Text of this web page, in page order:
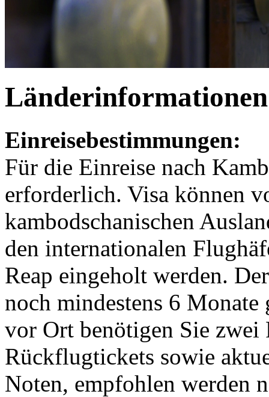
Einreisebestimmungen:
Für die Einreise nach
erforderlich. Visa können
kambodschanischen
den internationalen
Reap eingeholt werden.
noch mindestens 6
vor Ort benötigen Sie zwei
Rückflugtickets sowie
Noten, empfohlen werden